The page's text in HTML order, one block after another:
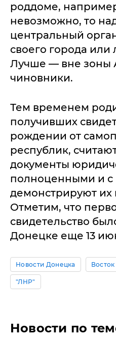
роддоме,
невозможно, то
центральный
своего города или
Лучше — вне зоны
чиновники.
Тем временем
получивших
рождении от
республик,
документы
полноценными и с
демонстрируют их
Отметим, что
свидетельство
Донецке еще 13
Новости Донецка
"ЛНР"
Новости по